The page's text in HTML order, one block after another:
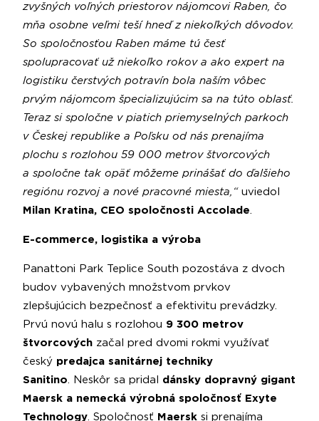
zvyšných voľných priestorov nájomcovi Raben, čo
mňa osobne veľmi teší hneď z niekoľkých dôvodov.
So spoločnosťou Raben máme tú česť
spolupracovať už niekoľko rokov a ako expert na
logistiku čerstvých potravín bola naším vôbec
prvým nájomcom špecializujúcim sa na túto oblasť.
Teraz si spoločne v piatich priemyselných parkoch
v Českej republike a Poľsku od nás prenajíma
plochu s rozlohou 59 000 metrov štvorcových
a spoločne tak opäť môžeme prinášať do ďalšieho
regiónu rozvoj a nové pracovné miesta,“ uviedol
Milan Kratina, CEO spoločnosti Accolade
E-commerce, logistika a výroba
Panattoni Park Teplice South pozostáva z dvoch
budov vybavených množstvom prvkov
zlepšujúcich bezpečnosť a efektivitu prevádzky.
Prvú novú halu s rozlohou 9 300 metrov
štvorcových začal pred dvomi rokmi využívať
český predajca sanitárnej techniky
Sanitino
Neskôr sa pridal dánsky dopravný gigant
Maersk a nemecká výrobná spoločnosť Exyte
Technology . Spoločnosť Maersk si prenajíma